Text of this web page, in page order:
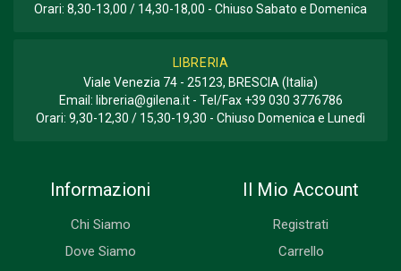
Orari: 8,30-13,00 / 14,30-18,00 - Chiuso Sabato e Domenica
LIBRERIA
Viale Venezia 74 - 25123, BRESCIA (Italia)
Email: libreria@gilena.it- Tel/Fax +39 030 3776786
Orari: 9,30-12,30 / 15,30-19,30 - Chiuso Domenica e Lunedì
Informazioni
Chi Siamo
Dove Siamo
Il Mio Account
Registrati
Carrello